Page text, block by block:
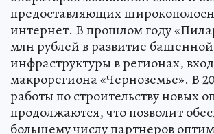
предоставляющих
интернет. В прошлом году
млн рублей в развитие башенной
инфраструктуры в регионах,
макрорегиона «Черноземье». В
работы по строительству новых
продолжаются, что позволит
большему числу партнеров